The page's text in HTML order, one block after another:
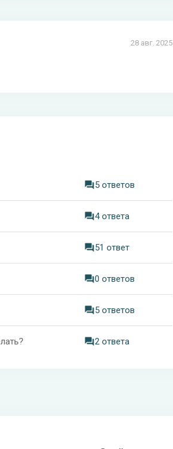
28 авг. 2025
5 ответов
4 ответа
51 ответ
0 ответов
5 ответов
2 ответа